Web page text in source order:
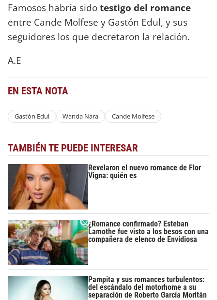
Famosos habría sidotestigo del romance
entre Cande Molfese y Gastón Edul, y sus
seguidores los que decretaron la relación.
A.E
EN ESTA NOTA
Gastón Edul Wanda Nara Cande Molfese
TAMBIÉN TE PUEDE INTERESAR
Revelaron el nuevo romance de Flor
Vigna: quién es
¿Romance confirmado? Esteban
Lamothe fue visto a los besos con una
compañera de elenco de Envidiosa
Pampita y sus romances turbulentos:
del escándalo del motorhome a su
separación de Roberto García Moritán